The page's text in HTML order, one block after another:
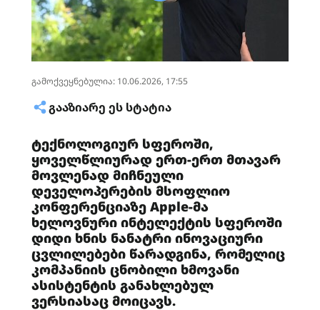
გამოქვეყნებულია: 10.06.2026, 17:55
ᲒᲐᲐᲖᲘᲐᲠᲔ ᲔᲡ ᲡᲢᲐᲢᲘᲐ
ტექნოლოგიურ სფეროში,
ყოველწლიურად ერთ-ერთ მთავარ
მოვლენად მიჩნეული
დეველოპერების მსოფლიო
კონფერენციაზე Apple-მა
ხელოვნური ინტელექტის სფეროში
დიდი ხნის ნანატრი ინოვაციური
ცვლილებები წარადგინა, რომელიც
კომპანიის ცნობილი ხმოვანი
ასისტენტის განახლებულ
ვერსიასაც მოიცავს.